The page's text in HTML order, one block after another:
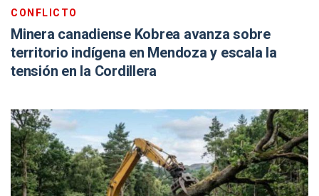
CONFLICTO
Minera canadiense Kobrea avanza sobre
territorio indígena en Mendoza y escala la
tensión en la Cordillera